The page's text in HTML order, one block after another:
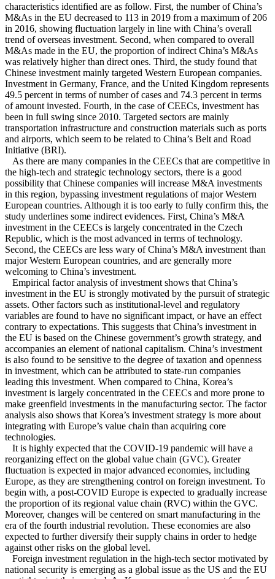
characteristics identified are as follow. First, the number of China’s
M&As in the EU decreased to 113 in 2019 from a maximum of 206
in 2016, showing fluctuation largely in line with China’s overall
trend of overseas investment. Second, when compared to overall
M&As made in the EU, the proportion of indirect China’s M&As
was relatively higher than direct ones. Third, the study found that
Chinese investment mainly targeted Western European companies.
Investment in Germany, France, and the United Kingdom represents
49.5 percent in terms of number of cases and 74.3 percent in terms
of amount invested. Fourth, in the case of CEECs, investment has
been in full swing since 2010. Targeted sectors are mainly
transportation infrastructure and construction materials such as ports
and airports, which seem to be related to China’s Belt and Road
Initiative (BRI).
As there are many companies in the CEECs that are competitive in
the high-tech and strategic technology sectors, there is a good
possibility that Chinese companies will increase M&A investments
in this region, bypassing investment regulations of major Western
European countries. Although it is too early to fully confirm this, the
study underlines some indirect evidences. First, China’s M&A
investment in the CEECs is largely concentrated in the Czech
Republic, which is the most advanced in terms of technology.
Second, the CEECs are less wary of China’s M&A investment than
major Western European countries, and are generally more
welcoming to China’s investment.
Empirical factor analysis of investment shows that China’s
investment in the EU is strongly motivated by the pursuit of strategic
assets. Other factors such as institutional-level and regulatory
variables are found to have no significant impact, or have an effect
contrary to expectations. This suggests that China’s investment in
the EU is based on the Chinese government’s growth strategy, and
accompanies an element of national capitalism. China’s investment
is also found to be sensitive to the degree of taxation and openness
in investment, which can be attributed to state-run companies
leading this investment. When compared to China, Korea’s
investment is largely concentrated in the CEECs and more prone to
make greenfield investments in the manufacturing sector. The factor
analysis also shows that Korea’s investment strategy is more about
integrating with Europe’s value chain than acquiring core
technologies.
It is highly expected that the COVID-19 pandemic will have a
reorganizing effect on the global value chain (GVC). Greater
fluctuation is expected in major advanced economies, including
Europe, as they are strengthening control on foreign investment. To
begin with, a post-COVID Europe is expected to gradually increase
the proportion of its regional value chain (RVC) within the GVC.
Moreover, changes will be centered on smart manufacturing in the
era of the fourth industrial revolution. These economies are also
expected to further diversify their supply chains in order to hedge
against other risks on the global level.
Foreign investment regulation in the high-tech sector motivated by
national security is emerging as a global issue as the US and the EU